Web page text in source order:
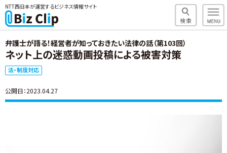
NTT西日本が運営するビジネス情報サイト
弁護士が語る！経営者が知っておきたい法律の話（第103回）
ネット上の迷惑動画投稿による被害対策
法・制度対応
公開日：2023.04.27